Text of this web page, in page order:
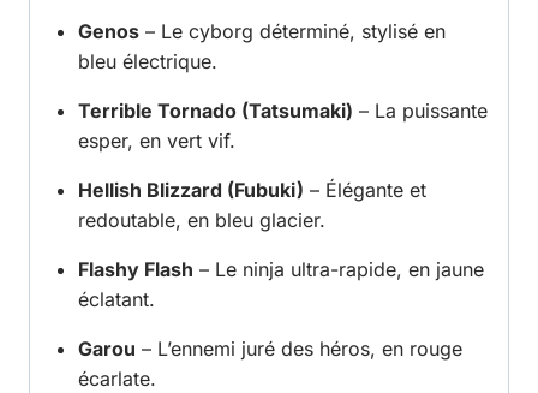
Genos – Le cyborg déterminé, stylisé en
bleu électrique.
Terrible Tornado (Tatsumaki) – La puissante
esper, en vert vif.
Hellish Blizzard (Fubuki) – Élégante et
redoutable, en bleu glacier.
Flashy Flash – Le ninja ultra-rapide, en jaune
éclatant.
Garou – L’ennemi juré des héros, en rouge
écarlate.